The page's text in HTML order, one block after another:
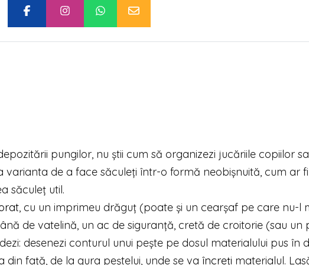
pungilor, nu știi cum să organizezi jucăriile copiilor
varianta de a face săculeți într-o formă neobișnuită, cum ar
săculeț util.
, cu un imprimeu drăguț (poate și un cearșaf pe care nu-l
de vatelină, un ac de siguranță, cretă de croitorie (sau un
desenezi conturul unui pește pe dosul materialului pus în
față, de la gura peștelui, unde se va încreți materialul.